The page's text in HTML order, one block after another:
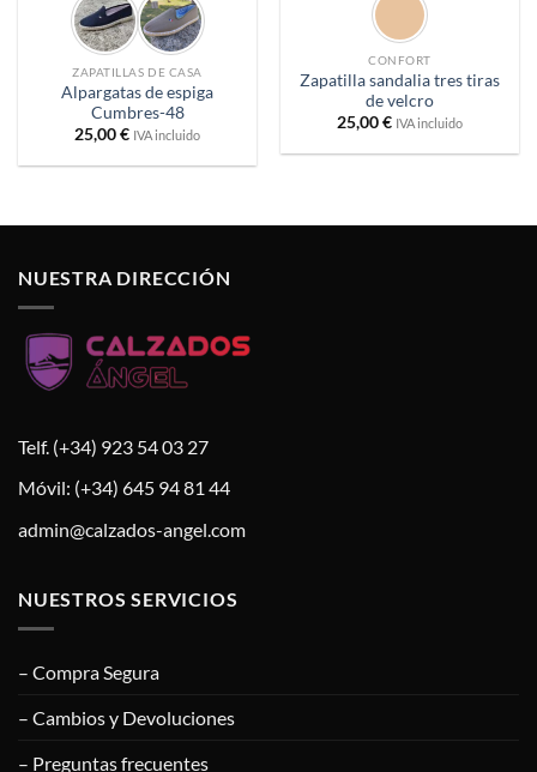
ZAPATILLAS DE CASA
Alpargatas de espiga
Cumbres-48
25,00€ IVA incluido
CONFORT
Zapatilla sandalia tres tiras
de velcro
25,00€ IVA incluido
NUESTRA DIRECCIÓN
Telf. (+34) 923 54 03 27
Móvil: (+34) 645 94 81 44
admin@calzados-angel.com
NUESTROS SERVICIOS
– Compra Segura
– Cambios y Devoluciones
– Preguntas frecuentes